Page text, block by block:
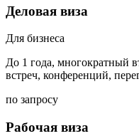
Деловая виза
Для бизнеса
До 1 года, многократный
встреч, конференций,
по запросу
Рабочая виза